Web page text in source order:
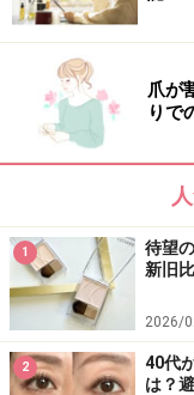
SPF25・PA+++
全2色 1800円（税
爪が
りで
1
待望
新旧
2026/
2
40代
は？